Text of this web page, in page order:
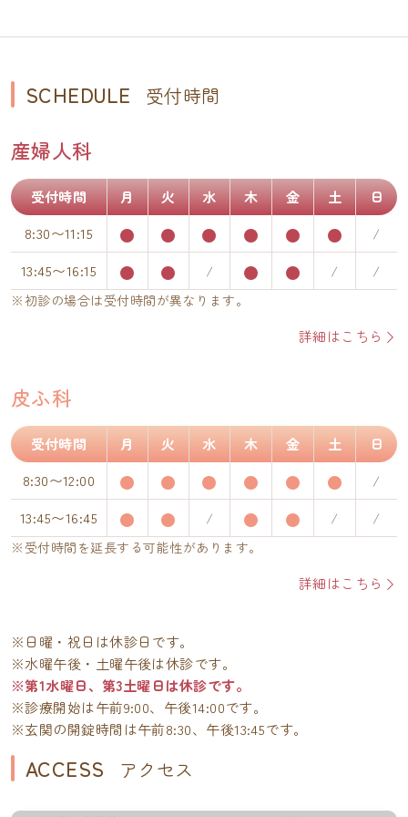
SCHEDULE 受付時間
産婦人科
受付時間 月 火 水 木 金 土
日
8:30〜11:15
13:45〜16:15
※初診の場合は受付時間が異なります。
詳細はこちら
皮ふ科
受付時間 月 火 水 木 金 土
日
8:30〜12:00
13:45〜16:45
※受付時間を延長する可能性があります。
詳細はこちら
※日曜・祝日は休診日です。
※水曜午後・土曜午後は休診です。
※第1水曜日、第3土曜日は休診です。
※診療開始は午前9:00、午後14:00です。
※玄関の開錠時間は午前8:30、午後13:45です。
ACCESS アクセス